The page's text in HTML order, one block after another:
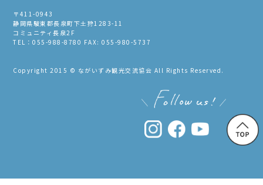
〒411-0943
静岡県駿東郡長泉町下土狩1283-11
コミュニティ長泉2F
TEL：055-988-8780 FAX: 055-980-5737
Copyright 2015 © ながいずみ観光交流協会 All Rights Reserved.